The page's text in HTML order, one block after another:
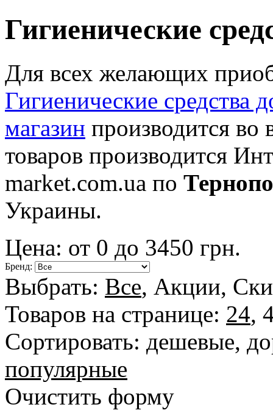
Гигиенические
Для всех желающих
Гигиенические средства
магазин производится во
товаров производится
market.com.ua по
Украины.
Цена: от 0 до 3450 грн.
Бренд:
Выбрать: Все, Акции,
Товаров на странице: 24,
Сортировать: дешевые,
популярные
Очистить форму